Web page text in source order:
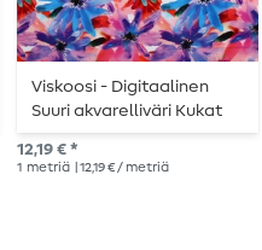
Viskoosi - Digitaalinen
Suuri akvarelliväri Kukat
Sininen Ecovero ™
12,19 € *
1 metriä | 12,19 € / metriä